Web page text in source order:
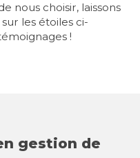
nous choisir, laissons
les étoiles ci-
!
gestion de